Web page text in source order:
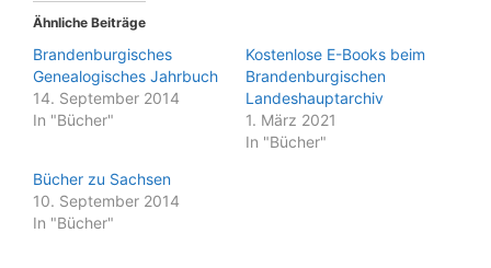
Ähnliche Beiträge
Brandenburgisches
Genealogisches Jahrbuch
14. September 2014
In "Bücher"
Kostenlose E-Books beim
Brandenburgischen
Landeshauptarchiv
1. März 2021
In "Bücher"
Bücher zu Sachsen
10. September 2014
In "Bücher"